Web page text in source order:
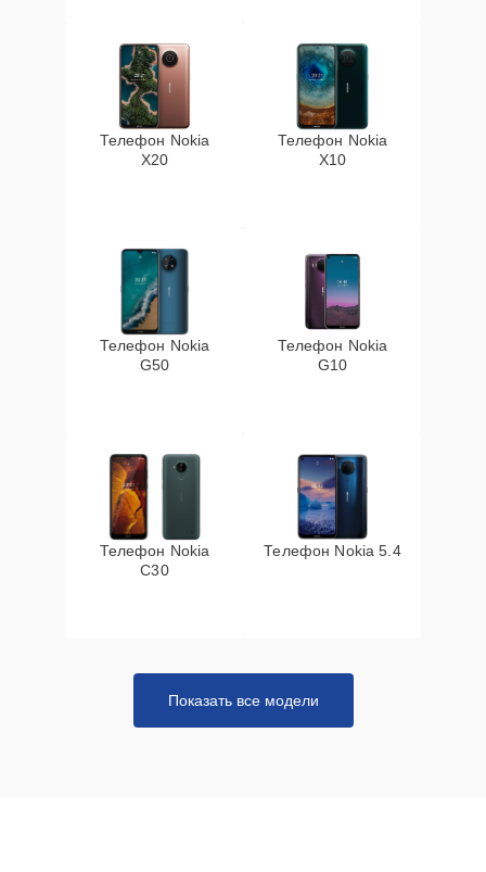
Телефон Nokia
X20
Телефон Nokia
X10
Телефон Nokia
G50
Телефон Nokia
G10
Телефон Nokia
C30
Телефон Nokia 5.4
Показать все модели